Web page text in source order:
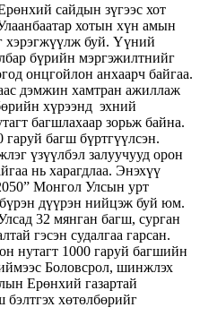
сайдын зүгээс хот
хотын хүн амын
хэрэгжүүлж буй. Үүний
бүрийн мэргэжилтнийг
онцгойлон анхаарч байгаа.
дэмжин хамтран ажиллаж
хүрээнд эхний
багшлахаар зорьж байна.
гаруй багш бүртгүүлсэн.
үзүүлбэл залуучууд орон
нь харагдлаа. Энэхүү
Монгол Улсын урт
дүүрэн нийцэж буй юм.
32 мянган багш, сурган
гэсэн судалгаа гарсан.
нутагт 1000 гаруй багшийн
Боловсрол, шинжлэх
Ерөнхий газартай
хөтөлбөрийг